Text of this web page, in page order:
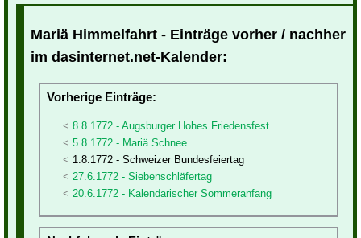
Mariä Himmelfahrt - Einträge vorher / nachher
im dasinternet.net-Kalender:
Vorherige Einträge:
8.8.1772 - Augsburger Hohes Friedensfest
5.8.1772 - Mariä Schnee
1.8.1772 - Schweizer Bundesfeiertag
27.6.1772 - Siebenschläfertag
20.6.1772 - Kalendarischer Sommeranfang